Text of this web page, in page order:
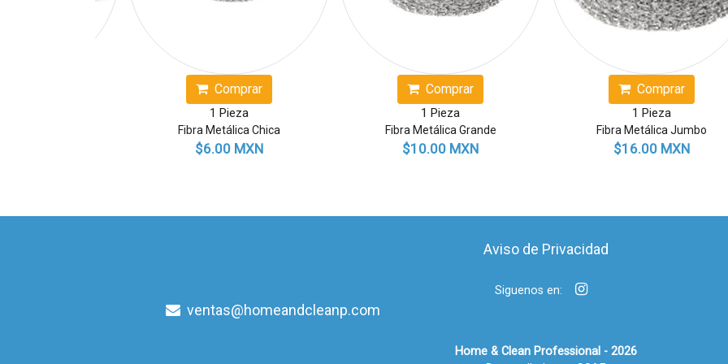
Comprar
1 Pieza
Fibra Metálica Chica
$6.00 MXN
Comprar
1 Pieza
Fibra Metálica Grande
$10.00 MXN
Comprar
1 Pieza
Fibra Metálica Jumbo
$16.00 MXN
Aviso de Privacidad
Siguenos en:
ventas@homeandcleanp.com
Home & Clean Professional - 2026